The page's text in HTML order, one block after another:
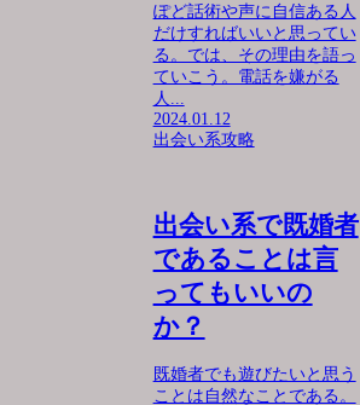
ぽど話術や声に自信ある人
だけすればいいと思ってい
る。では、その理由を語っ
ていこう。電話を嫌がる
人...
2024.01.12
出会い系攻略
出会い系で既婚者
であることは言
ってもいいの
か？
既婚者でも遊びたいと思う
ことは自然なことである。